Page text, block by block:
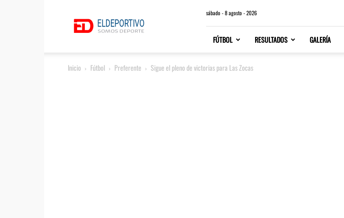
sábado - 8 agosto - 2026
FÚTBOL RESULTADOS GALERÍA
Inicio Fútbol Preferente Sigue el pleno de victorias para Las Zocas